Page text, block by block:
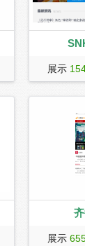
合aaa级包
SNK中国官
展示
齐鲁网新闻
展示